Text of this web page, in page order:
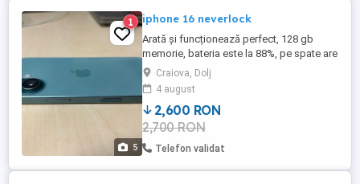
5
1 iphone 16 neverlock
Arată și funcționează perfect, 128 gb
memorie, bateria este la 88%, pe spate are
o folie de silicon de aceea se văd bulele.
Se vinde cu cablu de date
Craiova, Dolj
4 august
2,600 RON
2,700 RON
Telefon validat